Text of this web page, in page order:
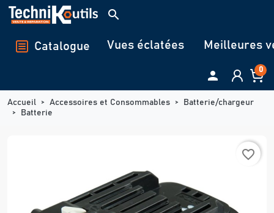
Panneau de gestion des cookies
search
Catalogue Vues éclatées Meilleures
 0
Accueil Accessoires et Consommables
Batterie/chargeur
Batterie
favorite_border